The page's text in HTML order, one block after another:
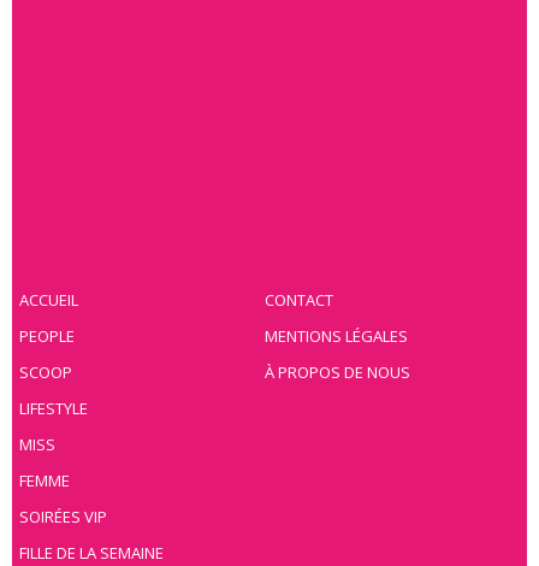
ACCUEIL
PEOPLE
SCOOP
LIFESTYLE
MISS
FEMME
SOIRÉES VIP
FILLE DE LA SEMAINE
CONTACT
MENTIONS LÉGALES
À PROPOS DE NOUS